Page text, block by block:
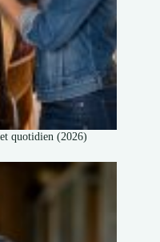
quotidien (2026)